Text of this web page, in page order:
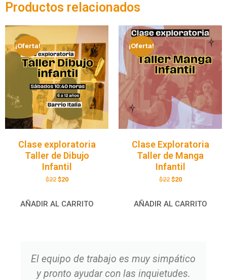
Productos relacionados
¡Oferta!
Clase exploratoria
Taller de Dibujo
Infantil
$22 $20
AÑADIR AL CARRITO
¡Oferta!
Clase Exploratoria
Taller de Manga
Infantil
$22 $20
AÑADIR AL CARRITO
El equipo de trabajo es muy simpático
y pronto ayudar con las inquietudes.